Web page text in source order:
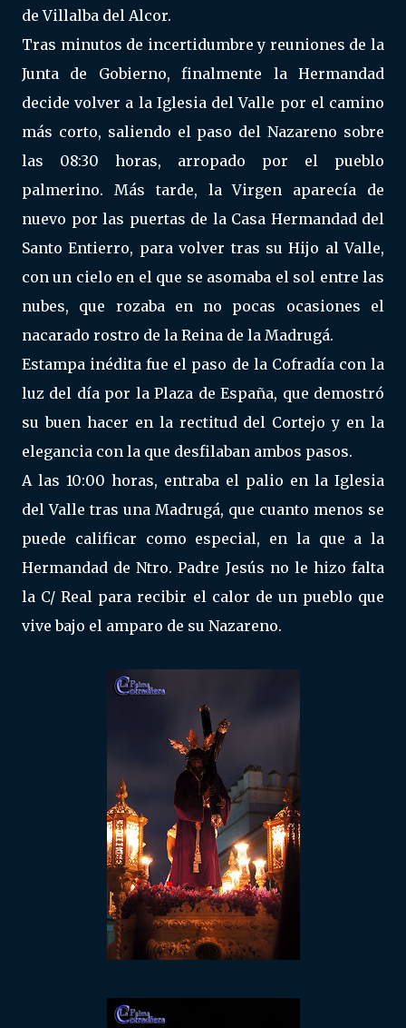
de Villalba del Alcor.
Tras minutos de incertidumbre y reuniones de la
Junta de Gobierno, finalmente la Hermandad
decide volver a la Iglesia del Valle por el camino
más corto, saliendo el paso del Nazareno sobre
las 08:30 horas, arropado por el pueblo
palmerino. Más tarde, la Virgen aparecía de
nuevo por las puertas de la Casa Hermandad del
Santo Entierro, para volver tras su Hijo al Valle,
con un cielo en el que se asomaba el sol entre las
nubes, que rozaba en no pocas ocasiones el
nacarado rostro de la Reina de la Madrugá.
Estampa inédita fue el paso de la Cofradía con la
luz del día por la Plaza de España, que demostró
su buen hacer en la rectitud del Cortejo y en la
elegancia con la que desfilaban ambos pasos.
A las 10:00 horas, entraba el palio en la Iglesia
del Valle tras una Madrugá, que cuanto menos se
puede calificar como especial, en la que a la
Hermandad de Ntro. Padre Jesús no le hizo falta
la C/ Real para recibir el calor de un pueblo que
vive bajo el amparo de su Nazareno.